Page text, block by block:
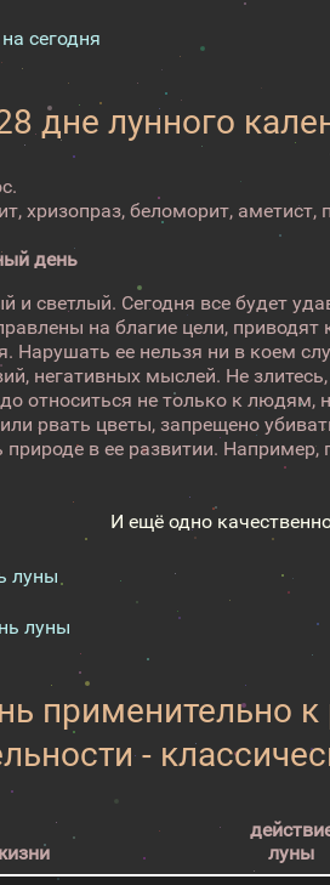
сегодня
дне лунного
хризопраз, беломорит,
день
и светлый. Сегодня все будет
на благие цели, приводят
Нарушать ее нельзя ни в коем
негативных мыслей. Не
относиться не только к
рвать цветы, запрещено
в ее развитии. Например,
И ещё одно
луны
луны
применительно
-
луны